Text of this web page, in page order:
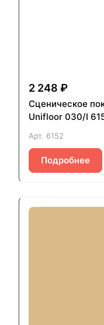
2 248 ₽
Сценическое
Unifloor 030/I
Арт. 6152
Подробнее